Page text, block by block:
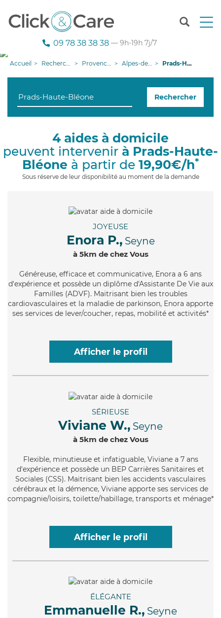
T
n
g
i
09 78 38 38 38 — 9h-19h 7j/7
Accueil Recherche aide à domicile Provence-Alpes-Côte d'Azur Alpes-de-Haute-Provence Prads-Haute-Bléone
Rechercher
4 aides à domicile
peuvent intervenir à Prads-Haute-
Bléone à partir de 19,90€/h*
Sous réserve de leur disponibilité au moment de la demande
JOYEUSE
Enora P., Seyne
à 5km de chez Vous
Généreuse, efficace et communicative, Enora a 6 ans
d'expérience et possède un diplôme d'Assistante De Vie aux
Familles (ADVF). Maitrisant bien les troubles
cardiovasculaires et la maladie de parkinson, Enora apporte
ses services de lever/coucher, repas, mobilité et activités*
Afficher le profil
SÉRIEUSE
Viviane W., Seyne
à 5km de chez Vous
Flexible, minutieuse et infatiguable, Viviane a 7 ans
d'expérience et possède un BEP Carrières Sanitaires et
Sociales (CSS). Maitrisant bien les accidents vasculaires
cérébraux et la démence, Viviane apporte ses services de
compagnie/loisirs, toilette/habillage, transports et ménage*
Afficher le profil
ÉLÉGANTE
Emmanuelle R., Seyne